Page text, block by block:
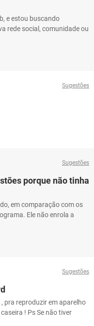
e estou buscando
rede social, comunidade ou
Sugestões
Sugestões
porque não tinha
em comparação com os
Ele não enrola a
Sugestões
pra reproduzir em aparelho
! Ps Se não tiver